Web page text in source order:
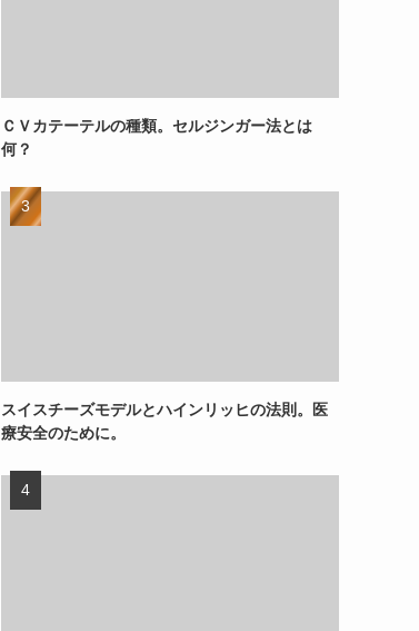
ＣＶカテーテルの種類。セルジンガー法とは
何？
スイスチーズモデルとハインリッヒの法則。医
療安全のために。